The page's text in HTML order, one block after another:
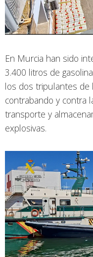
En Murcia han sido
3.400 litros de
los dos tripulantes de
contrabando y contra
transporte y
explosivas.